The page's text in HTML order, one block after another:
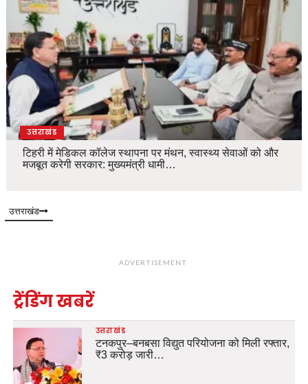
उत्तराखंड
टिहरी में मेडिकल कॉलेज स्थापना पर मंथन, स्वास्थ्य सेवाओं को और
मजबूत करेगी सरकार: मुख्यमंत्री धामी…
उत्तराखंड
ADVERTISEMENT
ट्रेंडिंग खबरें
उत्तराखंड
टनकपुर–बनबसा विद्युत परियोजना को मिली रफ्तार,
₹3 करोड़ जारी…